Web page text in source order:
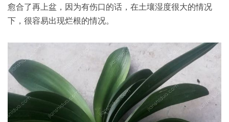
愈合了再上盆，因为有伤口的话，在土壤湿度很大的情况
下，很容易出现烂根的情况。